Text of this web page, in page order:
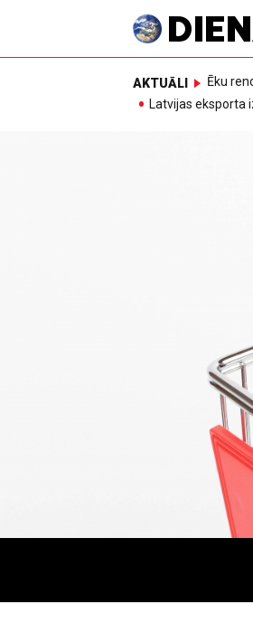
AKTUĀLI Ēku
Latvijas eksporta